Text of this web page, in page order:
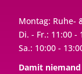
Montag: Ruhe-
Di. - Fr.: 11:00 -
Sa.: 10:00 -
Damit